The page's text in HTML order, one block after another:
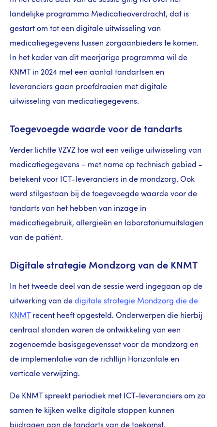
landelijke programma Medicatieoverdracht, dat is
gestart om tot een digitale uitwisseling van
medicatiegegevens tussen zorgaanbieders te komen.
In het kader van dit meerjarige programma wil de
KNMT in 2024 met een aantal tandartsen en
leveranciers gaan proefdraaien met digitale
uitwisseling van medicatiegegevens.
Toegevoegde waarde voor de tandarts
Verder lichtte VZVZ toe wat een veilige uitwisseling van
medicatiegegevens – met name op technisch gebied -
betekent voor ICT-leveranciers in de mondzorg. Ook
werd stilgestaan bij de toegevoegde waarde voor de
tandarts van het hebben van inzage in
medicatiegebruik, allergieën en laboratoriumuitslagen
van de patiënt.
Digitale strategie Mondzorg van de KNMT
In het tweede deel van de sessie werd ingegaan op de
uitwerking van de digitale strategie Mondzorg die de
KNMTrecent heeft opgesteld. Onderwerpen die hierbij
centraal stonden waren de ontwikkeling van een
zogenoemde basisgegevensset voor de mondzorg en
de implementatie van de richtlijn Horizontale en
verticale verwijzing.
De KNMT spreekt periodiek met ICT-leveranciers om zo
samen te kijken welke digitale stappen kunnen
bijdragen aan de tandarts van de toekomst.